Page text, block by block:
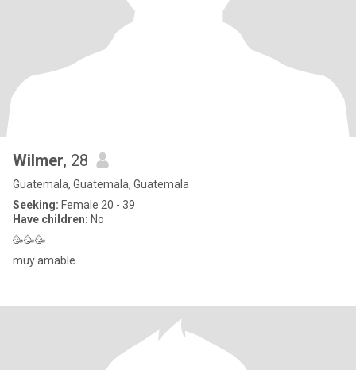
Wilmer, 28
Guatemala, Guatemala, Guatemala
Seeking: Female 20 - 39
Have children: No
🥳🥳🥳
muy amable